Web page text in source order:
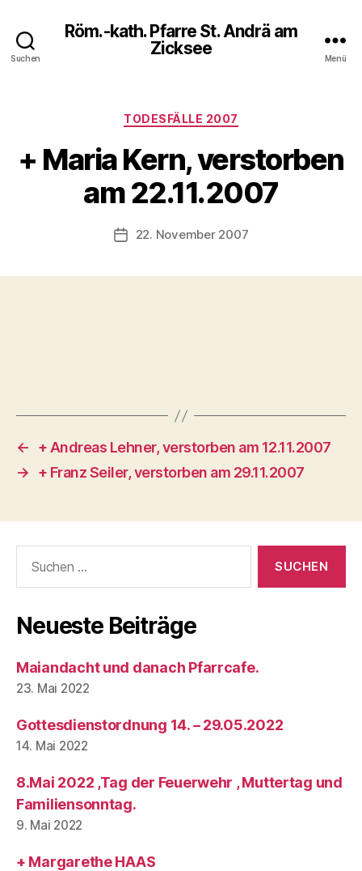
Suchen
Röm.-kath. Pfarre St. Andrä am
Zicksee
Menü
Kategorien
TODESFÄLLE 2007
+ Maria Kern, verstorben
am 22.11.2007
Veröffentlichungsdatum
22. November 2007
←
+ Andreas Lehner, verstorben am 12.11.2007
→
+ Franz Seiler, verstorben am 29.11.2007
nach:
Neueste Beiträge
Maiandacht und danach Pfarrcafe.
23. Mai 2022
Gottesdienstordnung 14. – 29.05.2022
14. Mai 2022
8.Mai 2022 ,Tag der Feuerwehr , Muttertag und
Familiensonntag.
9. Mai 2022
+ Margarethe HAAS